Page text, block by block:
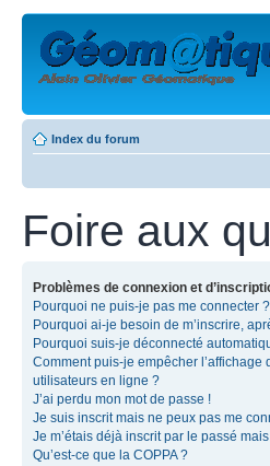
Index du forum
Foire aux
Problèmes de connexion et
Pourquoi ne puis-je pas me connecter ?
Pourquoi ai-je besoin de m’inscrire,
Pourquoi suis-je déconnecté
Comment puis-je empêcher l’affichage
utilisateurs en ligne ?
J’ai perdu mon mot de passe !
Je suis inscrit mais ne peux pas me
Je m’étais déjà inscrit par le passé
Qu’est-ce que la COPPA ?